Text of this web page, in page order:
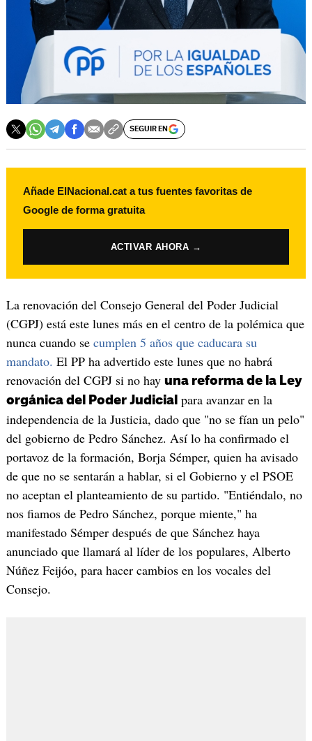
SEGUIR EN
Añade ElNacional.cat a tus fuentes favoritas de
Google de forma gratuita
ACTIVAR AHORA →
La renovación del Consejo General del Poder Judicial
(CGPJ) está este lunes más en el centro de la polémica que
nunca cuando se cumplen 5 años que caducara su
mandato. El PP ha advertido este lunes que no habrá
renovación del CGPJ si no hay una reforma de la Ley
orgánica del Poder Judicial para avanzar en la
independencia de la Justicia, dado que "no se fían un pelo"
del gobierno de Pedro Sánchez. Así lo ha confirmado el
portavoz de la formación, Borja Sémper, quien ha avisado
de que no se sentarán a hablar, si el Gobierno y el PSOE
no aceptan el planteamiento de su partido. "Entiéndalo, no
nos fiamos de Pedro Sánchez, porque miente," ha
manifestado Sémper después de que Sánchez haya
anunciado que llamará al líder de los populares, Alberto
Núñez Feijóo, para hacer cambios en los vocales del
Consejo.